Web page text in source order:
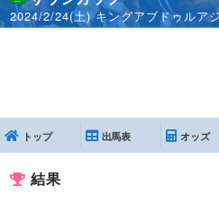
2024/2/24(土) キングアブドゥルア
トップ 出馬表 オッズ
結果